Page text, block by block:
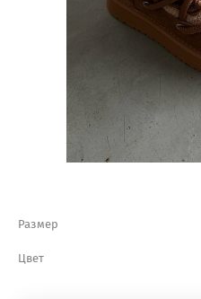
Размер
Цвет